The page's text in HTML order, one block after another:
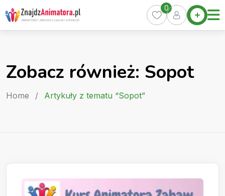
Skip
to
content
Home
Oferty
Pakiety
0
Zobacz również: Sopot
Home / Artykuły z tematu “Sopot”